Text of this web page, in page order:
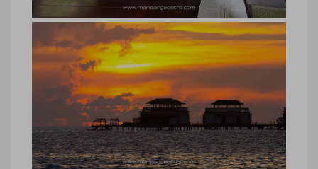
spa hôtel Angsana Velavaru,
Maldives
spa hôtel Angsana Velavaru, Maldives ©
Marie-Ange Ostré